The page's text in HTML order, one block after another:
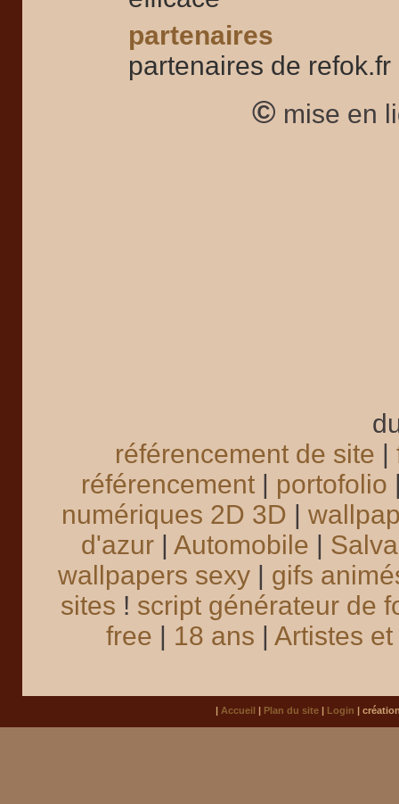
partenaires
partenaires de refok.fr
© mise en
référencement de site
référencement| portofolio
numériques 2D 3D
d'azur| Automobile
wallpapers sexy| gifs
sites ! script générateur de
free
18 ans Artistes
Accueil Plan du site| Login |